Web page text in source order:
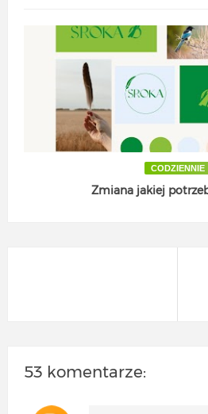
CODZIENNIE
Zmiana jakiej
53 komentarze: